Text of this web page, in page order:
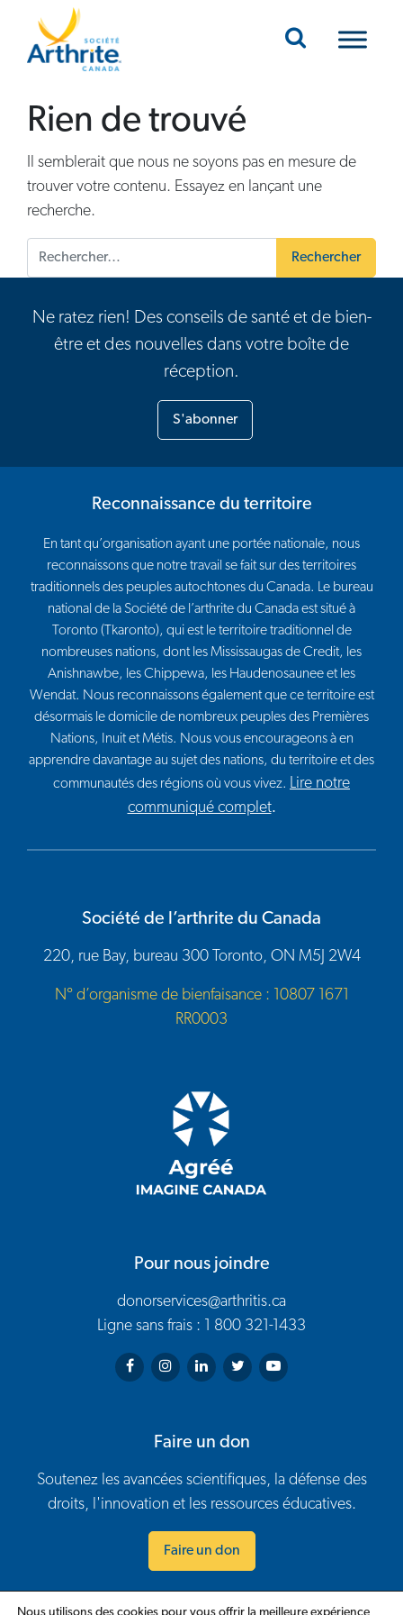
Mobile Navigation
Rien de trouvé
Il semblerait que nous ne soyons pas en mesure de
trouver votre contenu. Essayez en lançant une
recherche.
Rechercher :
Ne ratez rien! Des conseils de santé et de bien-
être et des nouvelles dans votre boîte de
réception.
S'abonner
Reconnaissance du territoire
En tant qu’organisation ayant une portée nationale, nous
reconnaissons que notre travail se fait sur des territoires
traditionnels des peuples autochtones du Canada. Le bureau
national de la Société de l’arthrite du Canada est situé à
Toronto (Tkaronto), qui est le territoire traditionnel de
nombreuses nations, dont les Mississaugas de Credit, les
Anishnawbe, les Chippewa, les Haudenosaunee et les
Wendat. Nous reconnaissons également que ce territoire est
désormais le domicile de nombreux peuples des Premières
Nations, Inuit et Métis. Nous vous encourageons à en
apprendre davantage au sujet des nations, du territoire et des
communautés des régions où vous vivez. Lire notre
communiqué complet.
Société de l’arthrite du Canada
220, rue Bay, bureau 300 Toronto, ON M5J 2W4
N° d’organisme de bienfaisance : 10807 1671
RR0003
Pour nous joindre
donorservices@arthritis.ca
Ligne sans frais : 1 800 321-1433
Arthritis Society on Facebook
Arthritis Society on Instagram
Arthritis Society on LinkedIn
Arthritis Society on Twitter
Arthritis Society on
Faire un don
Soutenez les avancées scientifiques, la défense des
droits, l'innovation et les ressources éducatives.
Faire un don